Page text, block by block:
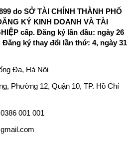
do SỞ TÀI CHÍNH THÀNH PHỐ
KÝ KINH DOANH VÀ TÀI
cấp. Đăng ký lần đầu: ngày 26
Đăng ký thay đổi lần thứ: 4, ngày 31
Đa, Hà Nội
Phường 12, Quận 10, TP. Hồ Chí
001 001